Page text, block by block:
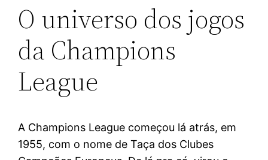
O universo dos jogos
da Champions
League
A Champions League começou lá atrás, em
1955, com o nome de Taça dos Clubes